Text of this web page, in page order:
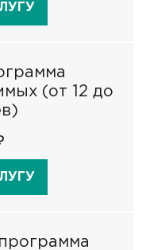
(от 12 до